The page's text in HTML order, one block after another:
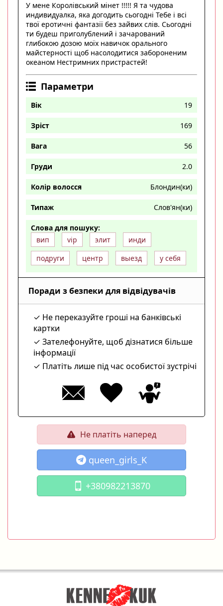
У мене Королівський мінет !!!!! Я та чудова
индивидуалка, яка догодить сьогодні Тебе і всі
твої еротичні фантазії без зайвих слів. Сьогодні
ти будеш приголублений і зачарований
глибокою дозою моїх навичок орального
майстерності щоб насолодитися забороненим
океаном Нестримних пристрастей!
Параметри
Вік 19
Зріст 169
Вага 56
Груди 2.0
Колір волосся Блондин(ки)
Типаж Слов'ян(ки)
Слова для пошуку:
вип
vip элит
инди
подруги
центр выезд у себя
Поради з безпеки для відвідувачів
Не переказуйте гроші на банківські
картки
Зателефонуйте, щоб дізнатися більше
інформації
Платіть лише під час особистої зустрічі
Не платіть наперед
queen_girls_K
+380982213870